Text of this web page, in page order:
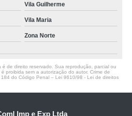
Vila Guilherme
Vila Maria
Zona Norte
de direito reservado. Sua reprodução, parcial ou
proibida sem a autorização do autor. Crime de
do Código Penal – Lei 9610/98 - Lei de direitos
Imp e Exp Ltda